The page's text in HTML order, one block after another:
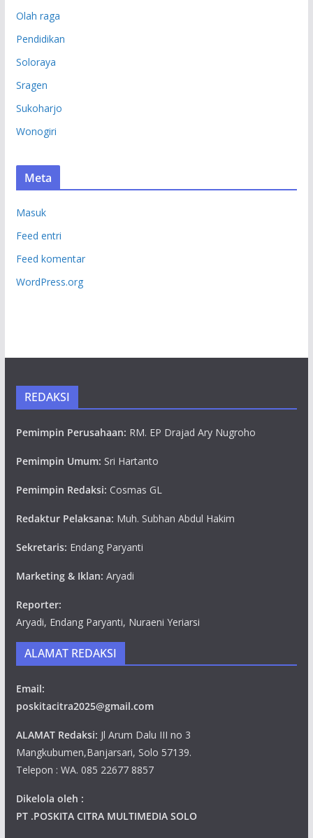
Olah raga
Pendidikan
Soloraya
Sragen
Sukoharjo
Wonogiri
Meta
Masuk
Feed entri
Feed komentar
WordPress.org
REDAKSI
Pemimpin Perusahaan: RM. EP Drajad Ary Nugroho
Pemimpin Umum: Sri Hartanto
Pemimpin Redaksi: Cosmas GL
Redaktur Pelaksana: Muh. Subhan Abdul Hakim
Sekretaris: Endang Paryanti
Marketing & Iklan: Aryadi
Reporter:
Aryadi, Endang Paryanti, Nuraeni Yeriarsi
ALAMAT REDAKSI
Email:
poskitacitra2025@gmail.com
ALAMAT Redaksi: Jl Arum Dalu III no 3
Mangkubumen,Banjarsari, Solo 57139.
Telepon : WA. 085 22677 8857
Dikelola oleh :
PT .POSKITA CITRA MULTIMEDIA SOLO